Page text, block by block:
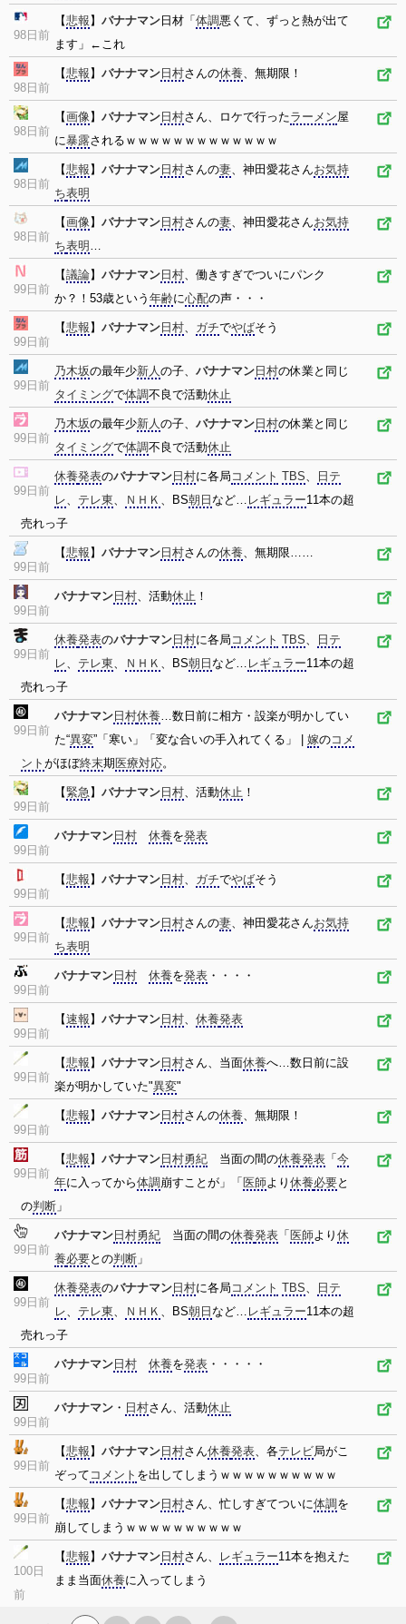
98日前
【悲報 】 バナナマン 日材「 体調悪くて、ずっと熱が出て
ます」←これ
98日前
【悲報 】 バナナマン 日村さんの休養、無期限！
98日前
【画像】 バナナマン 日村さん、ロケで行ったラーメン屋
に暴露されるｗｗｗｗｗｗｗｗｗｗｗｗｗ
98日前
【悲報 】 バナナマン 日村さんの妻、神田愛花さんお気持
ち表明
98日前
【画像】 バナナマン 日村さんの妻、神田愛花さんお気持
ち表明 …
99日前
【議論】 バナナマン 日村、働きすぎでついにパンク
か？！53歳という 年齢に心配の声・・・
99日前
【悲報 】 バナナマン 日村、 ガチでやばそう
99日前
乃木坂の最年少新人の子、 バナナマン 日村の休業と同じ
タイミングで体調不良で活動休止
99日前
乃木坂の最年少新人の子、 バナナマン 日村の休業と同じ
タイミングで体調不良で活動休止
99日前
休養発表のバナナマン 日村に各局 コメント TBS、
日テ
レ、 テレ東、 ＮＨＫ 、BS朝日 など… レギュラー11本の超
売れっ子
99日前
【悲報 】 バナナマン 日村さんの休養、無期限……
99日前
バナナマン 日村、活動休止 ！
99日前
休養発表のバナナマン 日村に各局 コメント TBS、
日テ
レ、 テレ東、 ＮＨＫ 、BS朝日 など… レギュラー11本の超
売れっ子
99日前
バナナマン 日村休養…数日前に相方・設楽が明かしてい
た“異変”「寒い」「変な合いの手入れてくる」 | 嫁のコメ
ント がほぼ終末期医療対応。
99日前
【緊急 】 バナナマン 日村、活動休止 ！
99日前
バナナマン 日村 休養を発表
99日前
【悲報 】 バナナマン 日村、 ガチでやばそう
99日前
【悲報 】 バナナマン 日村さんの妻、神田愛花さんお気持
ち表明
99日前
バナナマン 日村 休養を発表 ・・・・
99日前
【速報 】 バナナマン 日村、 休養発表
99日前
【悲報 】 バナナマン 日村さん、当面休養へ…数日前に設
楽が明かしていた"異変"
99日前
【悲報 】 バナナマン 日村さんの休養、無期限！
99日前
【悲報 】 バナナマン 日村勇紀 当面の間の休養発表 「 今
年に入ってから体調 崩すことが」「 医師より 休養必要と
の判断 」
99日前
バナナマン 日村勇紀 当面の間の休養発表 「 医師より 休
養必要との判断 」
99日前
休養発表のバナナマン 日村に各局 コメント TBS、
日テ
レ、 テレ東、 ＮＨＫ 、BS朝日 など… レギュラー11本の超
売れっ子
99日前
バナナマン 日村 休養を発表 ・・・・・
99日前
バナナマン ・ 日村さん、活動休止
99日前
【悲報 】 バナナマン 日村さん休養発表、各テレビ局がこ
ぞって コメント を出してしまうｗｗｗｗｗｗｗｗｗｗ
99日前
【悲報 】 バナナマン 日村さん、忙しすぎてついに体調 を
崩してしまうｗｗｗｗｗｗｗｗｗｗ
100日
前
【悲報 】 バナナマン 日村さん、 レギュラー11本を抱えた
まま当面休養に入ってしまう